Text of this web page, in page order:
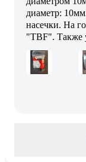
диаметр:
насечки. На
"TBF". Также